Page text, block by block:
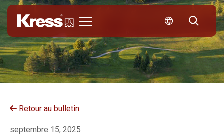
Retour au bulletin
septembre 15, 2025